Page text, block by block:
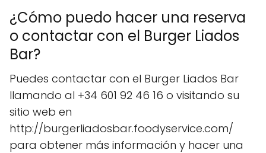
¿Cómo puedo hacer una reserva
o contactar con el Burger Liados
Bar?
Puedes contactar con el Burger Liados Bar
llamando al +34 601 92 46 16 o visitando su
sitio web en
http://burgerliadosbar.foodyservice.com/
para obtener más información y hacer una